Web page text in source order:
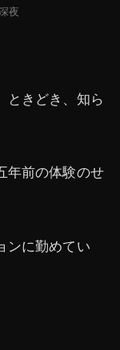
夜
ときどき、知ら
年前の体験のせ
ンに勤めてい